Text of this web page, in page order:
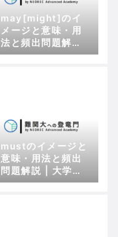
may[might]のイ
メージと意味・用
法と頻出問題解説
|受験英文法対策用
mustのイメージと
意味・用法と頻出
問題解説 | 大学受
験英文法対策用